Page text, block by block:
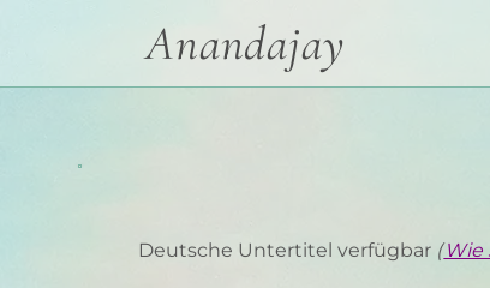
Anandajay
Deutsche Untertitel verfügbar (Wie